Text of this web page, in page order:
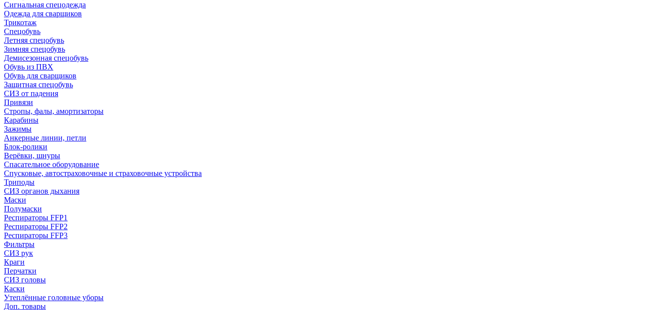
Сигнальная спецодежда
Одежда для сварщиков
Трикотаж
Спецобувь
Летняя спецобувь
Зимняя спецобувь
Демисезонная спецобувь
Обувь из ПВХ
Обувь для сварщиков
Защитная спецобувь
СИЗ от падения
Привязи
Стропы, фалы, амортизаторы
Карабины
Зажимы
Анкерные линии, петли
Блок-ролики
Верёвки, шнуры
Спасательное оборудование
Спусковые, автостраховочные и страховочные устройства
Триподы
СИЗ органов дыхания
Маски
Полумаски
Респираторы FFP1
Респираторы FFP2
Респираторы FFP3
Фильтры
СИЗ рук
Краги
Перчатки
СИЗ головы
Каски
Утеплённые головные уборы
Доп. товары